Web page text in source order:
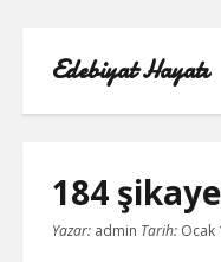
Edebiyat Hayatı
184
Yazar: admin Tarih: Ocak